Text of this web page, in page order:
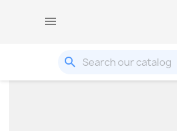

search